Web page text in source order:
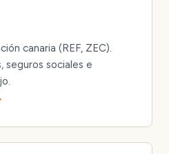
canaria (REF, ZEC).
seguros sociales e